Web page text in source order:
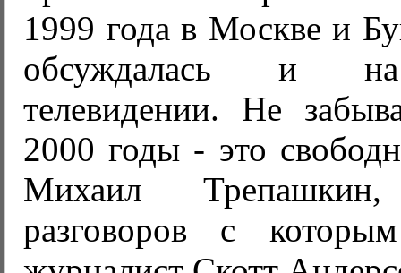
1999 года в Москве и
обсуждалась и на
телевидении. Не
2000 годы - это
Михаил
разговоров с